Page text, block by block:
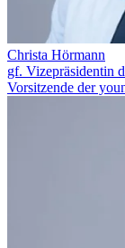
Christa Hörmann
gf. Vizepräsidentin
Vorsitzende der